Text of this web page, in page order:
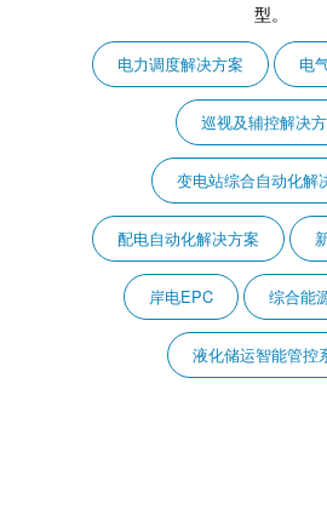
型。
电力调度解决方案 电
巡视及辅控解决
变电站综合自动化解
配电自动化解决方案
岸电EPC 综合能
液化储运智能管控